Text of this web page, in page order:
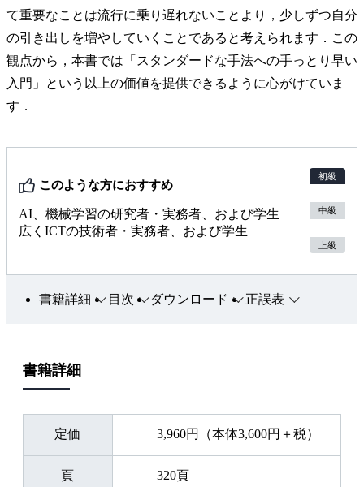
て重要なことは流行に乗り遅れないことより，少しずつ自分
の引き出しを増やしていくことであると考えられます．この
観点から，本書では「スタンダードな手法への手っとり早い
入門」という以上の価値を提供できるように心がけていま
す．
このような方におすすめ
AI、機械学習の研究者・実務者、および学生
広くICTの技術者・実務者、および学生
初級
中級
上級
書籍詳細 目次 ダウンロード 正誤表
書籍詳細
定価 3,960円（本体3,600円＋税）
頁 320頁